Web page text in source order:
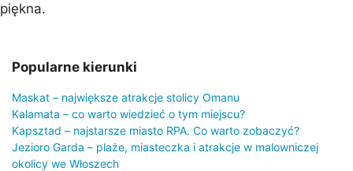
piękna.
Popularne kierunki
Maskat – największe atrakcje stolicy Omanu
Kalamata – co warto wiedzieć o tym miejscu?
Kapsztad – najstarsze miasto RPA. Co warto zobaczyć?
Jezioro Garda – plaże, miasteczka i atrakcje w malowniczej
okolicy we Włoszech